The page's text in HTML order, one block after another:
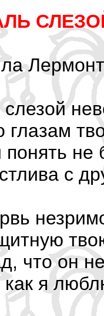
слезой
глазам
не
с
что он
как я